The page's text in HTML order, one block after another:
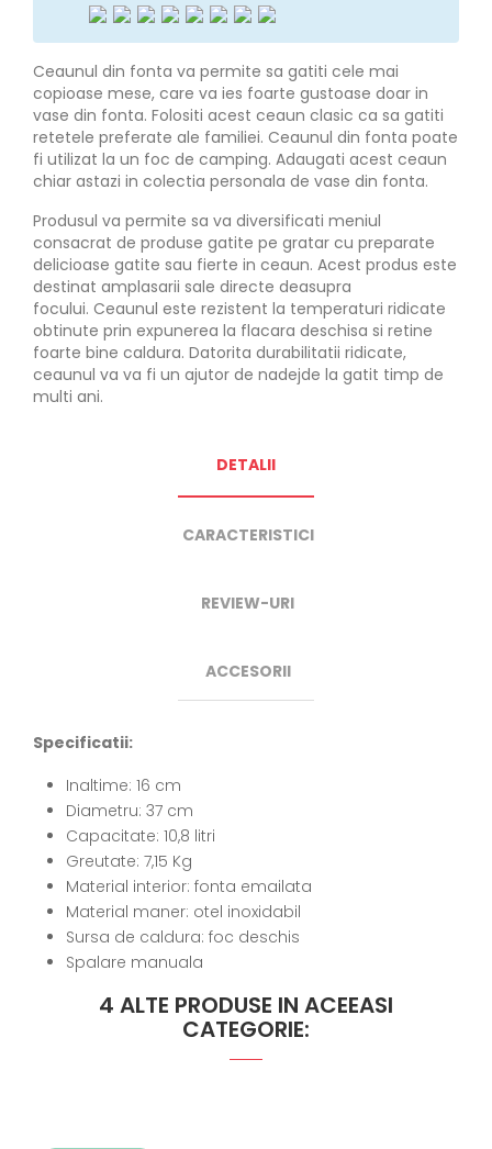
Ceaunul din fonta va permite sa gatiti cele mai
copioase mese, care va ies foarte gustoase doar in
vase din fonta. Folositi acest ceaun clasic ca sa gatiti
retetele preferate ale familiei. Ceaunul din fonta poate
fi utilizat la un foc de camping. Adaugati acest ceaun
chiar astazi in colectia personala de vase din fonta.
Produsul va permite sa va diversificati meniul
consacrat de produse gatite pe gratar cu preparate
delicioase gatite sau fierte in ceaun. Acest produs este
destinat amplasarii sale directe deasupra
focului. Ceaunul este rezistent la temperaturi ridicate
obtinute prin expunerea la flacara deschisa si retine
foarte bine caldura. Datorita durabilitatii ridicate,
ceaunul va va fi un ajutor de nadejde la gatit timp de
multi ani.
DETALII
CARACTERISTICI
REVIEW-URI
ACCESORII
Specificatii:
Inaltime: 16 cm
Diametru: 37 cm
Capacitate: 10,8 litri
Greutate: 7,15 Kg
Material interior: fonta emailata
Material maner: otel inoxidabil
Sursa de caldura: foc deschis
Spalare manuala
4 ALTE PRODUSE IN ACEEASI
CATEGORIE: